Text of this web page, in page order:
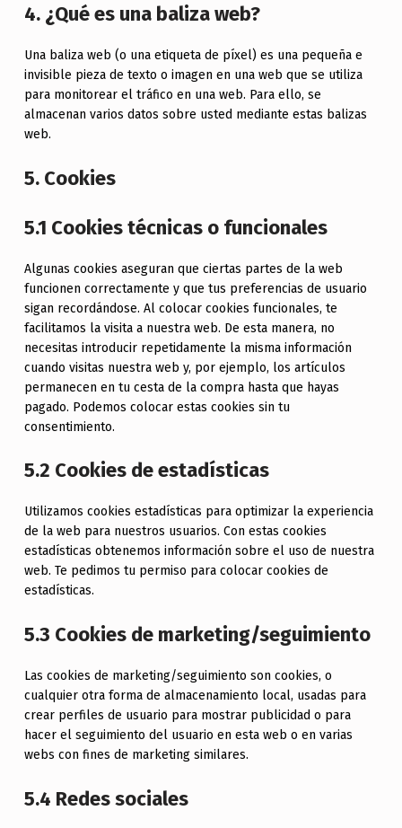
4. ¿Qué es una baliza web?
Una baliza web (o una etiqueta de píxel) es una pequeña e
invisible pieza de texto o imagen en una web que se utiliza
para monitorear el tráfico en una web. Para ello, se
almacenan varios datos sobre usted mediante estas balizas
web.
5. Cookies
5.1 Cookies técnicas o funcionales
Algunas cookies aseguran que ciertas partes de la web
funcionen correctamente y que tus preferencias de usuario
sigan recordándose. Al colocar cookies funcionales, te
facilitamos la visita a nuestra web. De esta manera, no
necesitas introducir repetidamente la misma información
cuando visitas nuestra web y, por ejemplo, los artículos
permanecen en tu cesta de la compra hasta que hayas
pagado. Podemos colocar estas cookies sin tu
consentimiento.
5.2 Cookies de estadísticas
Utilizamos cookies estadísticas para optimizar la experiencia
de la web para nuestros usuarios. Con estas cookies
estadísticas obtenemos información sobre el uso de nuestra
web. Te pedimos tu permiso para colocar cookies de
estadísticas.
5.3 Cookies de marketing/seguimiento
Las cookies de marketing/seguimiento son cookies, o
cualquier otra forma de almacenamiento local, usadas para
crear perfiles de usuario para mostrar publicidad o para
hacer el seguimiento del usuario en esta web o en varias
webs con fines de marketing similares.
5.4 Redes sociales